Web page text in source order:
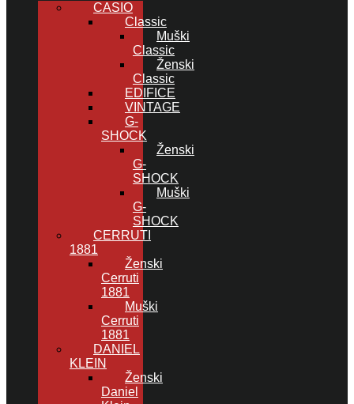
CASIO
Classic
Muški
Classic
Ženski
Classic
EDIFICE
VINTAGE
G-
SHOCK
Ženski
G-
SHOCK
Muški
G-
SHOCK
CERRUTI
1881
Ženski
Cerruti
1881
Muški
Cerruti
1881
DANIEL
KLEIN
Ženski
Daniel